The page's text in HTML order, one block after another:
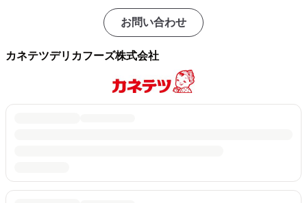
お問い合わせ
カネテツデリカフーズ株式会社